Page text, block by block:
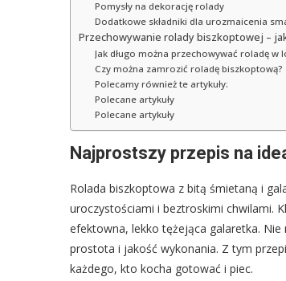
Pomysły na dekorację rolady
Dodatkowe składniki dla urozmaicenia
Przechowywanie rolady biszkoptowej –
Jak długo można przechowywać roladę w
Czy można zamrozić roladę biszkoptową?
Polecamy również te artykuły:
Polecane artykuły
Polecane artykuły
Najprostszy przepis na
Rolada biszkoptowa z bitą śmietaną i
uroczystościami i beztroskimi chwilami.
efektowna, lekko tężejąca galaretka. Nie
prostota i jakość wykonania. Z tym
każdego, kto kocha gotować i piec.